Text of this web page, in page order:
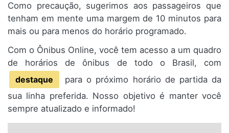
Como precaução, sugerimos aos passageiros que
tenham em mente uma margem de 10 minutos para
mais ou para menos do horário programado.
Com o Ônibus Online, você tem acesso a um quadro
de horários de ônibus de todo o Brasil, com
destaque
para o próximo horário de partida da
sua linha preferida. Nosso objetivo é manter você
sempre atualizado e informado!